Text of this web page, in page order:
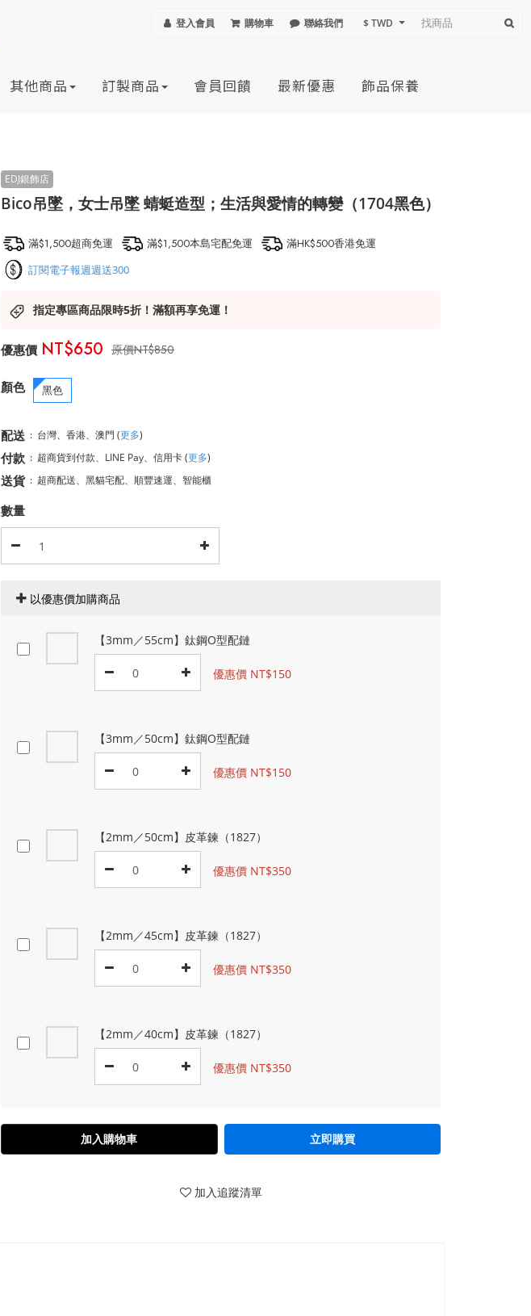
登入會員 購物車 聯絡我們 $ TWD
其他商品 訂製商品 會員回饋 最新優惠 飾品保養
Bico吊墜，女士吊墜 蜻蜓造型；生活與愛情的轉變（1704黑色）
滿$1,500超商免運 滿$1,500本島宅配免運 滿HK$500香港免運
訂閱電子報週週送300
指定專區商品限時5折！滿額再享免運！
NT$850
NT$650
顏色 黑色
配送 : 台灣、香港、澳門 (更多)
付款 : 超商貨到付款、LINE Pay、信用卡(更多)
送貨 : 超商配送、黑貓宅配、順豐速運、智能櫃
數量
以優惠價加購商品
【3mm／55cm】鈦鋼O型配鏈
優惠價 NT$150
【3mm／50cm】鈦鋼O型配鏈
優惠價 NT$150
【2mm／50cm】皮革鍊（1827）
優惠價 NT$350
【2mm／45cm】皮革鍊（1827）
優惠價 NT$350
【2mm／40cm】皮革鍊（1827）
優惠價 NT$350
加入購物車 立即購買
加入追蹤清單